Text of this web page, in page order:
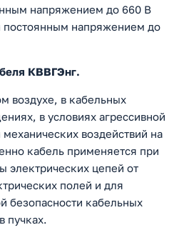
напряжением до 660 В
постоянным напряжением до
КВВГЭнг.
воздухе, в кабельных
в условиях агрессивной
воздействий на
кабель применяется при
электрических цепей от
полей и для
безопасности кабельных
пучках.